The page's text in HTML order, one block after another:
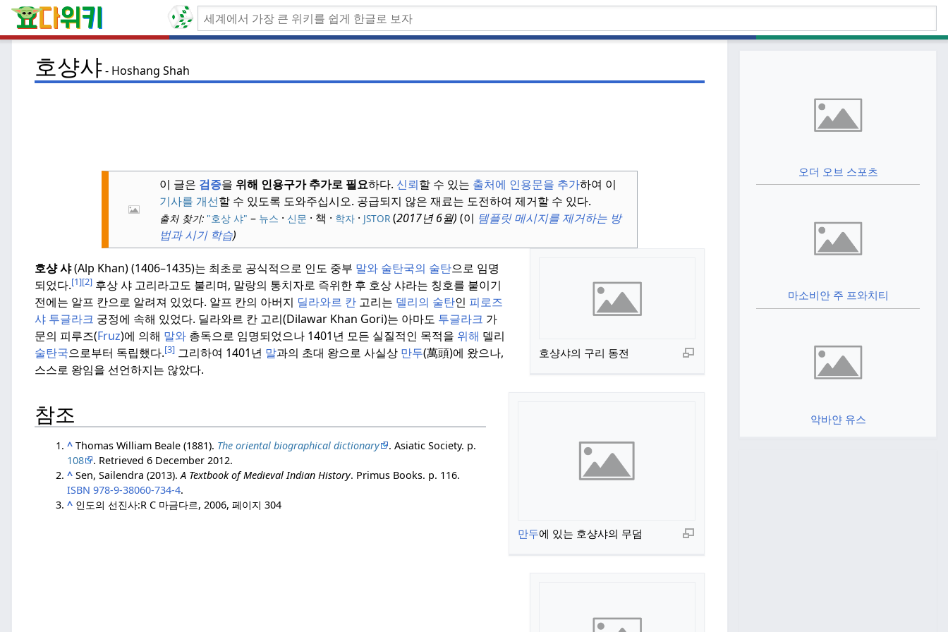
호샹샤 Hoshang Shah
이 글은 검증을 위해 인용구가 추가로 필요하다. 신뢰할 수 있는 출처에 인용문을 추가하여 이
기사를 개선할 수 있도록 도와주십시오. 공급되지 않은 재료는 도전하여 제거할 수 있다.
출처 찾기: "호상 샤" – 뉴스 · 신문 · 책 · 학자 · JSTOR (2017년 6월) (이 템플릿 메시지를 제거하는 방
법과 시기 학습)
호샹샤의 구리 동전
만두에 있는 호샹샤의 무덤
호샹 샤(Alp Khan) (1406–1435)는 최초로 공식적으로 인도 중부 말와 술탄국의 술탄으로 임명
되었다.[1][2] 후상 샤 고리라고도 불리며, 말랑의 통치자로 즉위한 후 호상 샤라는 칭호를 붙이기
전에는 알프 칸으로 알려져 있었다. 알프 칸의 아버지 딜라와르 칸 고리는 델리의 술탄인 피로즈
샤 투글라크 궁정에 속해 있었다. 딜라와르 칸 고리(Dilawar Khan Gori)는 아마도 투글라크 가
문의 피루즈(Fruz)에 의해 말와 총독으로 임명되었으나 1401년 모든 실질적인 목적을 위해 델리
술탄국으로부터 독립했다.[3] 그리하여 1401년 말과의 초대 왕으로 사실상 만두(萬頭)에 왔으나,
스스로 왕임을 선언하지는 않았다.
참조
^ Thomas William Beale (1881). The oriental biographical dictionary
. Asiatic Society. p.
108
. Retrieved6 December 2012.
^ Sen, Sailendra (2013).A Textbook of Medieval Indian History. Primus Books. p. 116.
ISBN 978-9-38060-734-4.
^ 인도의 선진사:R C 마금다르, 2006, 페이지 304
오더 오브 스포츠
마소비안 주 프와치티
악바얀 유스